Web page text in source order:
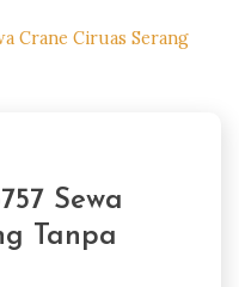
Crane Ciruas Serang
Sewa
Tanpa